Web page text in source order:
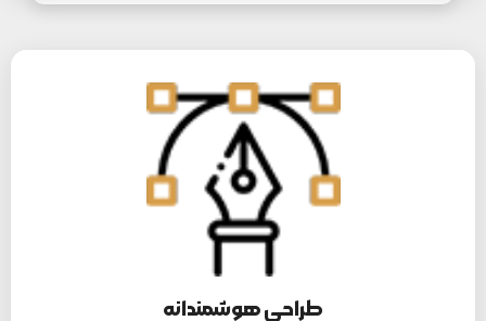
طراحی هوشمندانه
طراحی هوشمندانه
لورم ایپسوم متن ساختگی با تولید سادگی نامفهوم از صنعت چاپ و
با استفاده از طراحان گرافیک است.
اطلاعات بیشتر